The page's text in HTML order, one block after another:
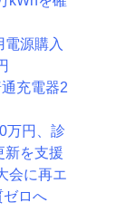
源購入
充電器2
万円、診
新を支援
会に再エ
ゼロへ